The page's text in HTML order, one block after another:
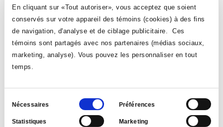
En cliquant sur «Tout autoriser», vous acceptez que soient
conservés sur votre appareil des témoins (cookies) à des fins
de navigation, d'analyse et de ciblage publicitaire. Ces
témoins sont partagés avec nos partenaires (médias sociaux,
marketing, analyse). Vous pouvez les personnaliser en tout
temps.
Sélection
consentement
Nécessaires Préférences
Statistiques Marketing
Pour participer au concours, remplissez le
formulaire prévu à cet effet
Ce
lien
s'ouvrira
dans
une
fenêtre
Nous souhaitons la meilleure des chances aux équipes des Aigles qui sont
toujours en action pour plusieurs disciplines annuelles. Les championnats de
conférence ainsi que les championnats provinciaux approchent à grands pas et
plusieurs de nos équipes sont, encore cette année, en lice pour remporter les
grands honneurs.
VOIR TOUTES LES NOUVELLES